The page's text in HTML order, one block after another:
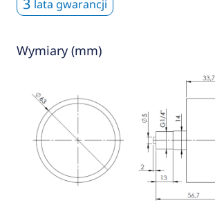
3 lata gwarancji
Wymiary (mm)